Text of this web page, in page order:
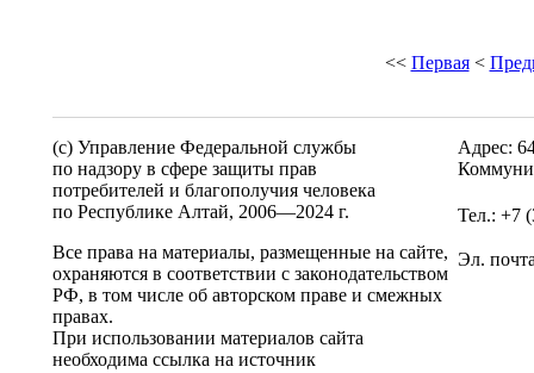
<< Первая<
(c) Управление Федеральной службы
по надзору в сфере защиты прав
потребителей и благополучия человека
по Республике Алтай, 2006—2024 г.
Все права на материалы, размещенные на сайте,
охраняются в соответствии с законодательством
РФ, в том числе об авторском праве и смежных
правах.
При использовании материалов сайта
необходима ссылка на источник
Адрес:
Тел.: +7
Эл.